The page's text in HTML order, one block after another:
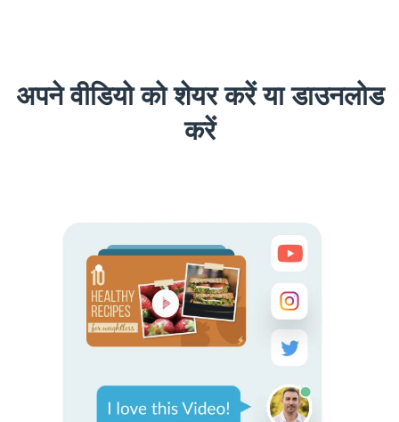
अपने वीडियो को शेयर करें या डाउनलोड
करें